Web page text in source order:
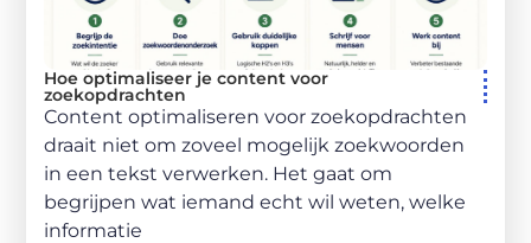
Hoe optimaliseer je content voor
zoekopdrachten
Content optimaliseren voor zoekopdrachten
draait niet om zoveel mogelijk zoekwoorden
in een tekst verwerken. Het gaat om
begrijpen wat iemand echt wil weten, welke
informatie